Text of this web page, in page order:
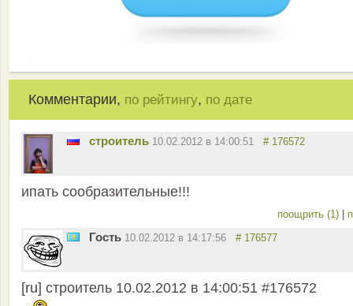
Комментарии, по рейтингу, по дате
строитель 10.02.2012 в 14:00:51 # 176572
ипать сообразительные!!!
поощрить (1)
Гость 10.02.2012 в 14:17:56 # 176577
[ru] строитель 10.02.2012 в 14:00:51 #176572